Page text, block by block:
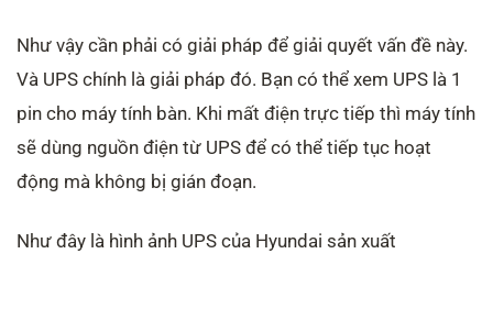
Như vậy cần phải có giải pháp để giải quyết vấn đề này.
Và UPS chính là giải pháp đó. Bạn có thể xem UPS là 1
pin cho máy tính bàn. Khi mất điện trực tiếp thì máy tính
sẽ dùng nguồn điện từ UPS để có thể tiếp tục hoạt
động mà không bị gián đoạn.
Như đây là hình ảnh UPS của Hyundai sản xuất